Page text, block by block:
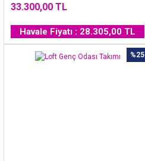
33.300,00 TL
Havale Fiyatı : 28.305,00 TL
%25